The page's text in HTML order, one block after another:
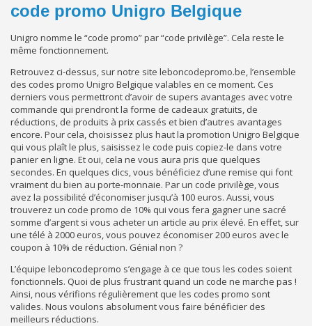
code promo Unigro Belgique
Unigro nomme le “code promo” par “code privilège”. Cela reste le
même fonctionnement.
Retrouvez ci-dessus, sur notre site leboncodepromo.be, l’ensemble
des codes promo Unigro Belgique valables en ce moment. Ces
derniers vous permettront d’avoir de supers avantages avec votre
commande qui prendront la forme de cadeaux gratuits, de
réductions, de produits à prix cassés et bien d’autres avantages
encore. Pour cela, choisissez plus haut la promotion Unigro Belgique
qui vous plaît le plus, saisissez le code puis copiez-le dans votre
panier en ligne. Et oui, cela ne vous aura pris que quelques
secondes. En quelques clics, vous bénéficiez d’une remise qui font
vraiment du bien au porte-monnaie. Par un code privilège, vous
avez la possibilité d’économiser jusqu’à 100 euros. Aussi, vous
trouverez un code promo de 10% qui vous fera gagner une sacré
somme d’argent si vous acheter un article au prix élevé. En effet, sur
une télé à 2000 euros, vous pouvez économiser 200 euros avec le
coupon à 10% de réduction. Génial non ?
L’équipe leboncodepromo s’engage à ce que tous les codes soient
fonctionnels. Quoi de plus frustrant quand un code ne marche pas !
Ainsi, nous vérifions régulièrement que les codes promo sont
valides. Nous voulons absolument vous faire bénéficier des
meilleurs réductions.